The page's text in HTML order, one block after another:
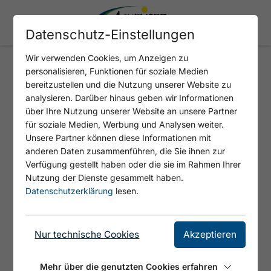
MANUEL ANGERER
Datenschutz-Einstellungen
Wir verwenden Cookies, um Anzeigen zu
personalisieren, Funktionen für soziale Medien
bereitzustellen und die Nutzung unserer Website zu
analysieren. Darüber hinaus geben wir Informationen
über Ihre Nutzung unserer Website an unsere Partner
für soziale Medien, Werbung und Analysen weiter.
Unsere Partner können diese Informationen mit
anderen Daten zusammenführen, die Sie ihnen zur
Verfügung gestellt haben oder die sie im Rahmen Ihrer
Nutzung der Dienste gesammelt haben.
Datenschutzerklärung lesen.
Nur technische Cookies Akzeptieren
Mehr über die genutzten Cookies erfahren